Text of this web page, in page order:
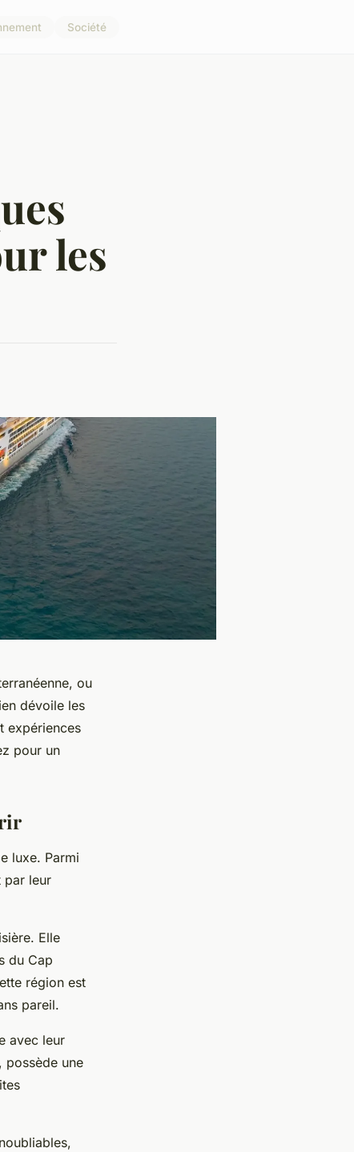
Société
les
ou
dévoile les
expériences
pour un
luxe. Parmi
par leur
Elle
du Cap
région est
pareil.
avec leur
possède une